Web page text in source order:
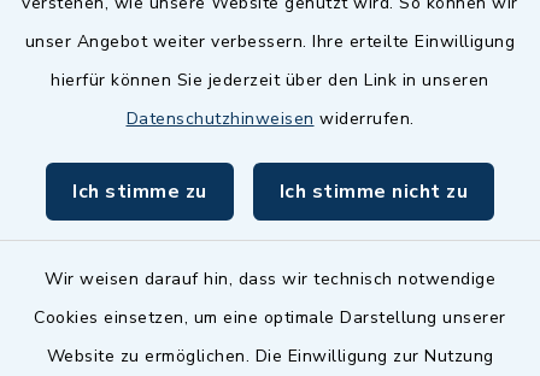
unser Angebot weiter verbessern. Ihre erteilte Einwilligung
hierfür können Sie jederzeit über den Link in unseren
Datenschutzhinweisen widerrufen.
Ich stimme zu Ich stimme nicht zu
Wir weisen darauf hin, dass wir technisch notwendige
Cookies einsetzen, um eine optimale Darstellung unserer
Website zu ermöglichen. Die Einwilligung zur Nutzung
Zenngrund Allianz
Dillenberggruppe
inixmedia GmbH